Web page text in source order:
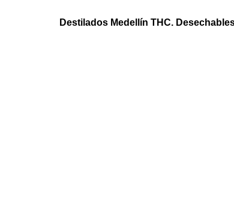
Destilados Medellín THC.